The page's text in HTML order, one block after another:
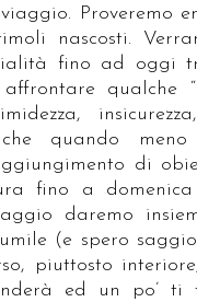
Proveremo
nascosti.
fino ad oggi
qualche
che quando
di
fino a
daremo
(e spero
piuttosto
ed un po’ ti